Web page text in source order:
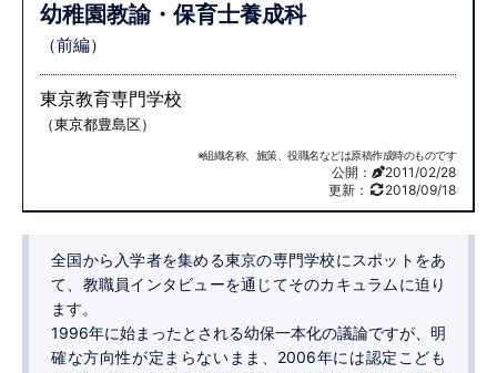
幼稚園教諭・保育士養成科
（前編）
東京教育専門学校
（東京都豊島区）
※組織名称、施策、役職名などは原稿作成時のものです
公開：
2011/02/28
更新：
2018/09/18
全国から入学者を集める東京の専門学校にスポットをあ
て、教職員インタビューを通じてそのカキュラムに迫り
ます。
1996年に始まったとされる幼保一本化の議論ですが、明
確な方向性が定まらないまま、2006年には認定こども